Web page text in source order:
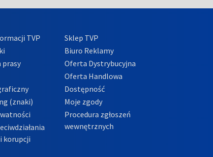
TVP
prasy
(znaki)
korupcji
Sklep TVP
Biuro Reklamy
Oferta Dystrybucyjna
Oferta Handlowa
Dostępność
Moje zgody
Procedura zgłoszeń
wewnętrznych